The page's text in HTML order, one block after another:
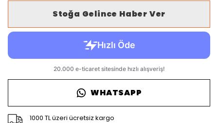
Stoğa Gelince Haber Ver
WHATSAPP
1000 TL üzeri ücretsiz kargo